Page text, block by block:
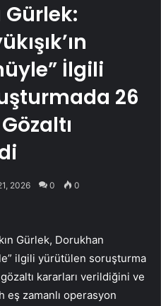
Gürlek:
İlgili
26
2026 0 0
Gürlek, Dorukhan
ilgili yürütülen soruşturma
kararları verildiğini ve
eş zamanlı operasyon